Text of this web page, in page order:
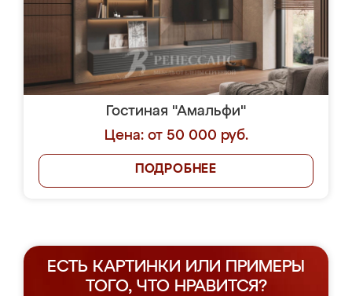
Гостиная "Амальфи"
Цена: от 50 000 руб.
ПОДРОБНЕЕ
ЕСТЬ КАРТИНКИ ИЛИ ПРИМЕРЫ
ТОГО, ЧТО НРАВИТСЯ?